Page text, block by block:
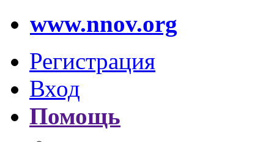
www.nnov.org
Регистрация
Вход
Помощь